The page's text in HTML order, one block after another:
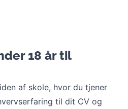
18 år til
af skole, hvor du tjener
til dit CV og